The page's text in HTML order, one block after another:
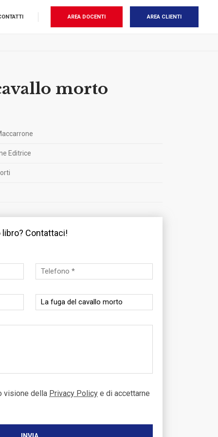
AREA DOCENTI AREA CLIENTI
morto
Editrice
Contattaci!
visione della Privacy Policy e di accettarne